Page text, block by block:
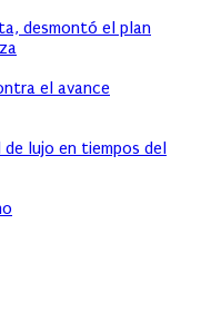
desmontó el plan
el avance
lujo en tiempos del